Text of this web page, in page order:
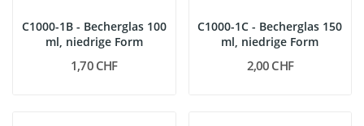
C1000-1B - Becherglas 100
ml, niedrige Form
1,70 CHF
C1000-1C - Becherglas 150
ml, niedrige Form
2,00 CHF